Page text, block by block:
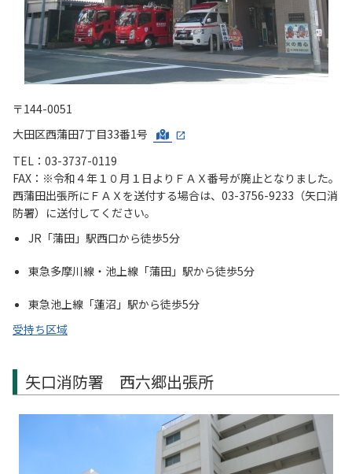
〒144-0051
大田区西蒲田7丁目33番1号
TEL：03-3737-0119
FAX：※令和４年１０月１日よりＦＡＸ番号が廃止となりました。
西蒲田出張所にＦＡＸを送付する場合は、03-3756-9233（矢口消
防署）に送付してください。
JR「蒲田」駅西口から徒歩5分
東急多摩川線・池上線「蒲田」駅から徒歩5分
東急池上線「蓮沼」駅から徒歩5分
受持ち区域
矢口消防署 西六郷出張所